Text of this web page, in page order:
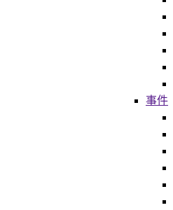
事件